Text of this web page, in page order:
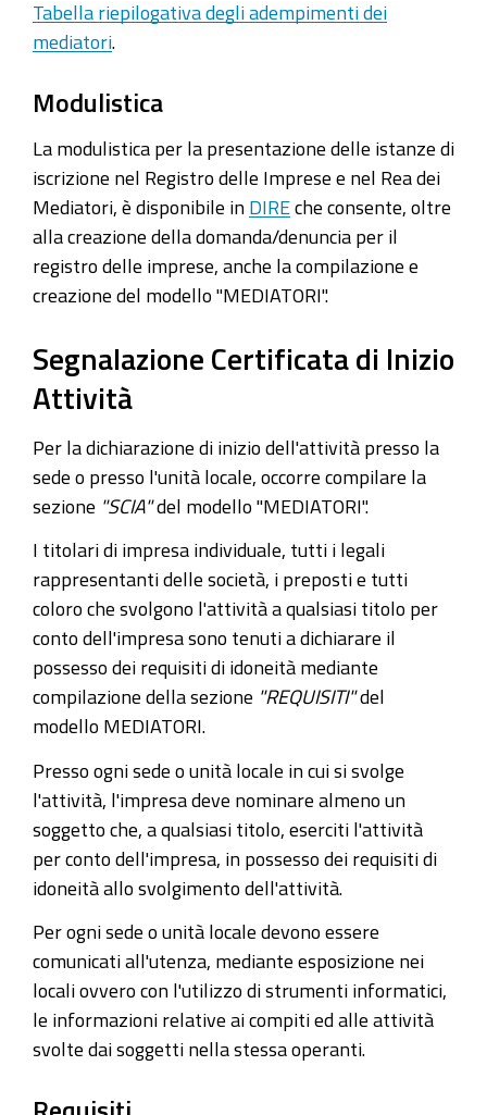
Tabella riepilogativa degli adempimenti dei
mediatori
Modulistica
La modulistica per la presentazione delle istanze di
iscrizione nel Registro delle Imprese e nel Rea dei
Mediatori, è disponibile in DIRE che consente, oltre
alla creazione della domanda/denuncia per il
registro delle imprese, anche la compilazione e
creazione del modello "MEDIATORI".
Segnalazione Certificata di Inizio
Attività
Per la dichiarazione di inizio dell'attività presso la
sede o presso l'unità locale, occorre compilare la
sezione "SCIA" del modello "MEDIATORI".
I titolari di impresa individuale, tutti i legali
rappresentanti delle società, i preposti e tutti
coloro che svolgono l'attività a qualsiasi titolo per
conto dell'impresa sono tenuti a dichiarare il
possesso dei requisiti di idoneità mediante
compilazione della sezione "REQUISITI" del
modello MEDIATORI.
Presso ogni sede o unità locale in cui si svolge
l'attività, l'impresa deve nominare almeno un
soggetto che, a qualsiasi titolo, eserciti l'attività
per conto dell'impresa, in possesso dei requisiti di
idoneità allo svolgimento dell'attività.
Per ogni sede o unità locale devono essere
comunicati all'utenza, mediante esposizione nei
locali ovvero con l'utilizzo di strumenti informatici,
le informazioni relative ai compiti ed alle attività
svolte dai soggetti nella stessa operanti.